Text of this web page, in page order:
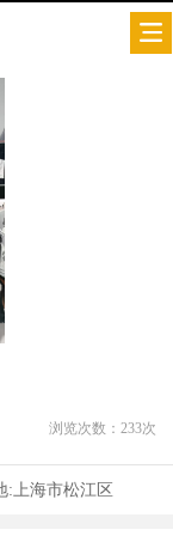
浏览次数： 233次
:上海市松江区